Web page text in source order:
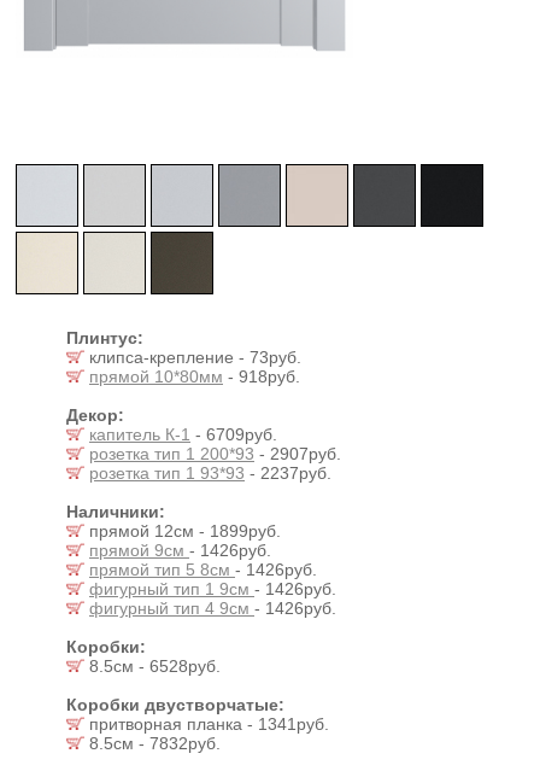
Плинтус:
клипса-крепление - 73руб.
прямой 10*80мм - 918руб.
Декор:
капитель К-1 - 6709руб.
розетка тип 1 200*93 - 2907руб.
розетка тип 1 93*93 - 2237руб.
Наличники:
прямой 12см - 1899руб.
прямой 9см - 1426руб.
прямой тип 5 8см - 1426руб.
фигурный тип 1 9см - 1426руб.
фигурный тип 4 9см - 1426руб.
Коробки:
8.5см - 6528руб.
Коробки двустворчатые:
притворная планка - 1341руб.
8.5см - 7832руб.